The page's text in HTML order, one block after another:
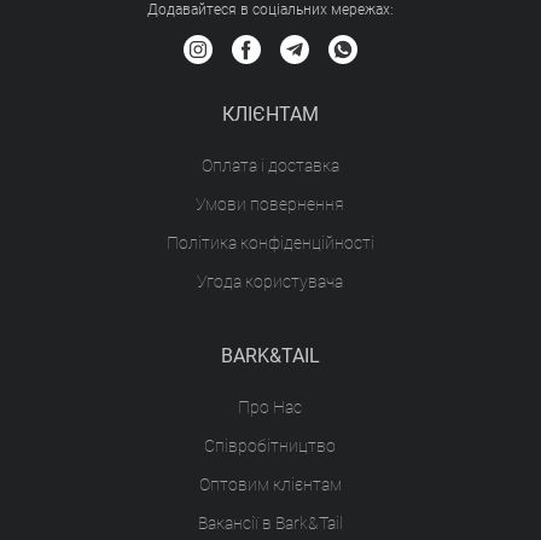
Додавайтеся в соціальних мережах:
КЛІЄНТАМ
Оплата і доставка
Умови повернення
Політика конфіденційності
Угода користувача
BARK&TAIL
Про Нас
Співробітництво
Оптовим клієнтам
Вакансії в Bark&Tail